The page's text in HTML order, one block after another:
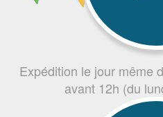
Expédition le jour même
avant 12h (du